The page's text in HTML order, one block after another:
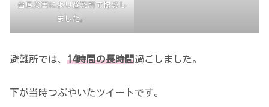
台風災害により避難所で撮影し
ました。
避難所では、 14時間の長時間過ごしました。
下が当時つぶやいたツイートです。